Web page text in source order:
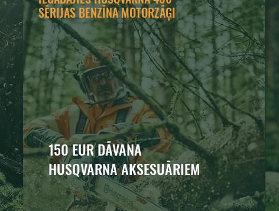
SĒRIJAS BENZĪNA MOTORZĀĢI
150 EUR DĀVANA
HUSQVARNA AKSESUĀRIEM